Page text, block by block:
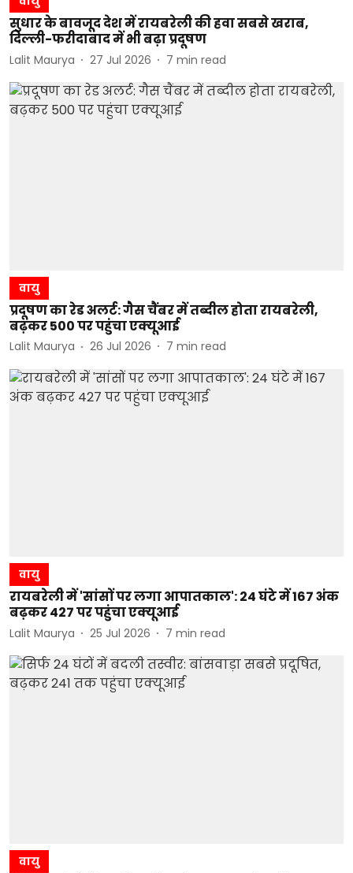
सुधार के बावजूद देश में रायबरेली की हवा सबसे खराब,
दिल्ली-फरीदाबाद में भी बढ़ा प्रदूषण
Lalit Maurya 27 Jul 2026 7 min read
वायु
प्रदूषण का रेड अलर्ट: गैस चैंबर में तब्दील होता रायबरेली,
बढ़कर 500 पर पहुंचा एक्यूआई
Lalit Maurya 26 Jul 2026 7 min read
वायु
रायबरेली में 'सांसों पर लगा आपातकाल': 24 घंटे में 167 अंक
बढ़कर 427 पर पहुंचा एक्यूआई
Lalit Maurya 25 Jul 2026 7 min read
वायु